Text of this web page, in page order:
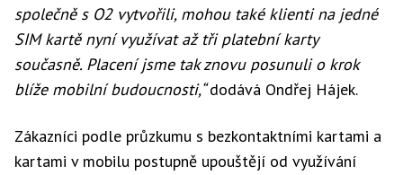
společně s O2 vytvořili, mohou také klienti na jedné
SIM kartě nyní využívat až tři platební karty
současně. Placení jsme tak znovu posunuli o krok
blíže mobilní budoucnosti,“dodává Ondřej Hájek.
Zákazníci podle průzkumu s bezkontaktními kartami a
kartami v mobilu postupně upouštějí od využívání